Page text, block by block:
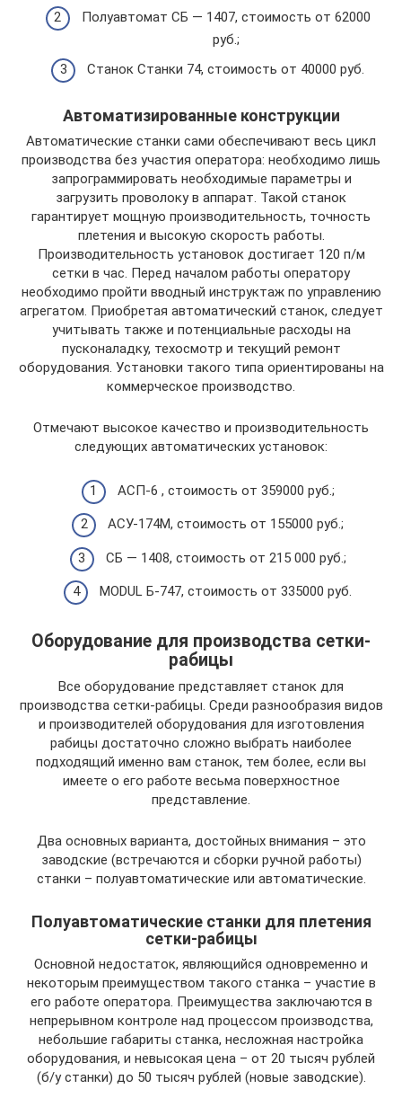
Полуавтомат СБ — 1407, стоимость от 62000
руб.;
Станок Станки 74, стоимость от 40000 руб.
Автоматизированные конструкции
Автоматические станки сами обеспечивают весь цикл
производства без участия оператора: необходимо лишь
запрограммировать необходимые параметры и
загрузить проволоку в аппарат. Такой станок
гарантирует мощную производительность, точность
плетения и высокую скорость работы.
Производительность установок достигает 120 п/м
сетки в час. Перед началом работы оператору
необходимо пройти вводный инструктаж по управлению
агрегатом. Приобретая автоматический станок, следует
учитывать также и потенциальные расходы на
пусконаладку, техосмотр и текущий ремонт
оборудования. Установки такого типа ориентированы на
коммерческое производство.
Отмечают высокое качество и производительность
следующих автоматических установок:
АСП-6 , стоимость от 359000 руб.;
АСУ-174М, стоимость от 155000 руб.;
СБ — 1408, стоимость от 215 000 руб.;
MODUL Б-747, стоимость от 335000 руб.
Оборудование для производства сетки-
рабицы
Все оборудование представляет станок для
производства сетки-рабицы. Среди разнообразия видов
и производителей оборудования для изготовления
рабицы достаточно сложно выбрать наиболее
подходящий именно вам станок, тем более, если вы
имеете о его работе весьма поверхностное
представление.
Два основных варианта, достойных внимания – это
заводские (встречаются и сборки ручной работы)
станки – полуавтоматические или автоматические.
Полуавтоматические станки для плетения
сетки-рабицы
Основной недостаток, являющийся одновременно и
некоторым преимуществом такого станка – участие в
его работе оператора. Преимущества заключаются в
непрерывном контроле над процессом производства,
небольшие габариты станка, несложная настройка
оборудования, и невысокая цена – от 20 тысяч рублей
(б/у станки) до 50 тысяч рублей (новые заводские).